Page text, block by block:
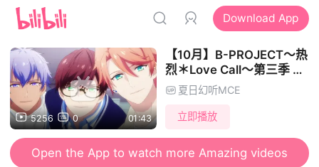
Download App
5256 0 01:43
【10月】B-PROJECT～热
烈＊Love Call～第三季 正
式PV【MCE汉化组】
夏日幻听MCE
立即播放
Open the App to watch more Amazing videos